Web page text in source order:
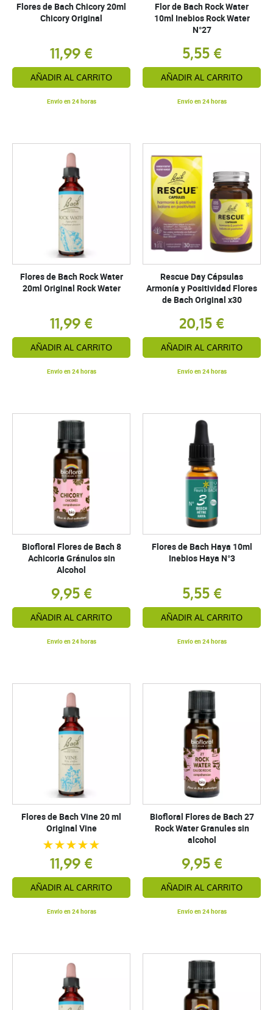
Flores de Bach Chicory 20ml
Chicory Original
11,99 €
AÑADIR AL CARRITO
Envío en 24 horas
Flor de Bach Rock Water
10ml Inebios Rock Water
N°27
5,55 €
AÑADIR AL CARRITO
Envío en 24 horas
Flores de Bach Rock Water
20ml Original Rock Water
11,99 €
AÑADIR AL CARRITO
Envío en 24 horas
Rescue Day Cápsulas
Armonía y Positividad Flores
de Bach Original x30
20,15 €
AÑADIR AL CARRITO
Envío en 24 horas
Biofloral Flores de Bach 8
Achicoria Gránulos sin
Alcohol
9,95 €
AÑADIR AL CARRITO
Envío en 24 horas
Flores de Bach Haya 10ml
Inebios Haya N°3
5,55 €
AÑADIR AL CARRITO
Envío en 24 horas
Flores de Bach Vine 20 ml
Original Vine
11,99 €
AÑADIR AL CARRITO
Envío en 24 horas
Biofloral Flores de Bach 27
Rock Water Granules sin
alcohol
9,95 €
AÑADIR AL CARRITO
Envío en 24 horas